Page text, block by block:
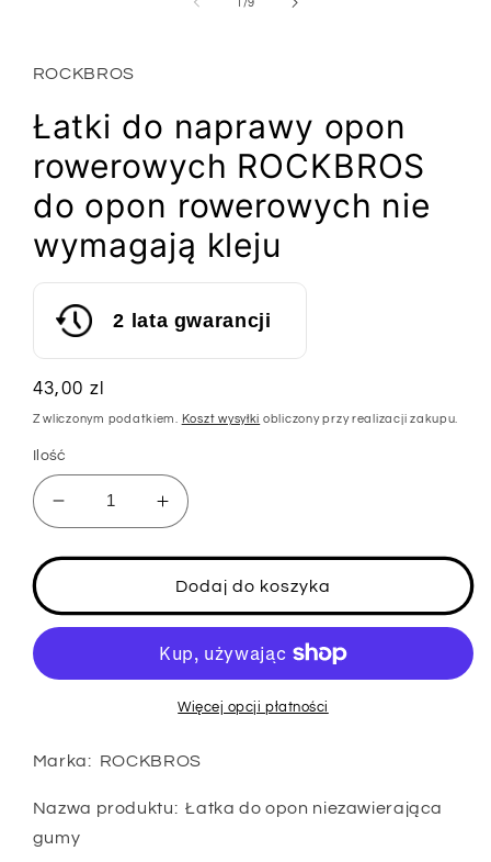
1 /9
ROCKBROS
Łatki do naprawy opon
rowerowych ROCKBROS
do opon rowerowych nie
wymagają kleju
2 lata gwarancji
Cena
regularna
43,00 zl
Z wliczonym podatkiem. Koszt wysyłki obliczony przy realizacji zakupu.
Ilość
Zmniejsz
ilość
dla
do
naprawy
rowerowych
ROCKBROS
opon
nie
wymagają
kleju
Zwiększ
ilość
dla
Łatki
do
naprawy
opon
rowerowych
ROCKBROS
opon
nie
Dodaj do koszyka
Więcej opcji płatności
Marka: ROCKBROS
Nazwa produktu: Łatka do opon niezawierająca
gumy